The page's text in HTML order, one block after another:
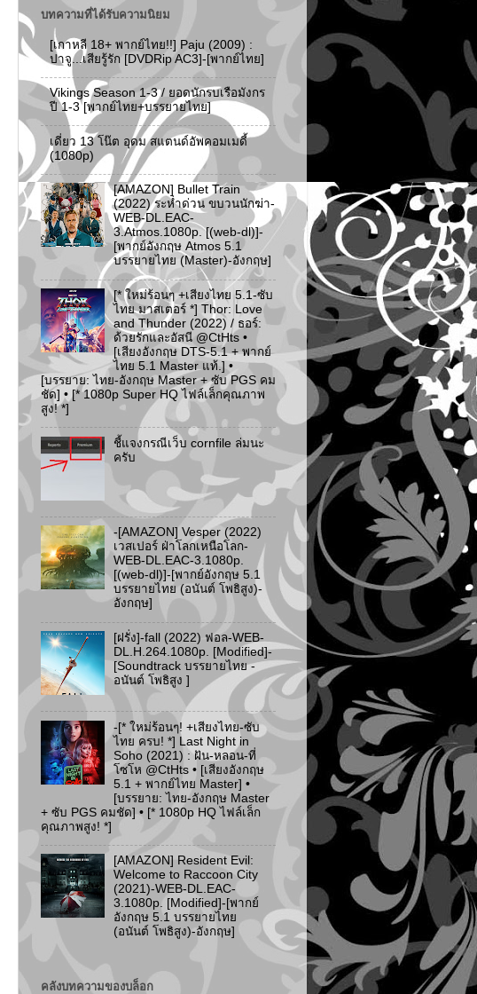
บทความที่ได้รับความนิยม
[เกาหลี 18+ พากย์ไทย!!] Paju (2009) :
ปาจู...เสียรู้รัก [DVDRip AC3]-[พากย์ไทย]
Vikings Season 1-3 / ยอดนักรบเรือมังกร
ปี 1-3 [พากย์ไทย+บรรยายไทย]
เดี่ยว 13 โน๊ต อุดม สแตนด์อัพคอมเมดี้
(1080p)
[AMAZON] Bullet Train
(2022) ระห่ำด่วน ขบวนนักฆ่า-
WEB-DL.EAC-
3.Atmos.1080p. [(web-dl)]-
[พากย์อังกฤษ Atmos 5.1
บรรยายไทย (Master)-อังกฤษ]
[* ใหม่ร้อนๆ +เสียงไทย 5.1-ซับ
ไทย มาสเตอร์ *] Thor: Love
and Thunder (2022) / ธอร์:
ด้วยรักและอัสนี @CtHts •
[เสียงอังกฤษ DTS-5.1 + พากย์
ไทย 5.1 Master แท้.] •
[บรรยาย: ไทย-อังกฤษ Master + ซับ PGS คม
ชัด] • [* 1080p Super HQ ไฟล์เล็กคุณภาพ
สูง! *]
ชี้แจงกรณีเว็บ cornfile ล่มนะ
ครับ
-[AMAZON] Vesper (2022)
เวสเปอร์ ฝ่าโลกเหนือโลก-
WEB-DL.EAC-3.1080p.
[(web-dl)]-[พากย์อังกฤษ 5.1
บรรยายไทย (อนันต์ โพธิสูง)-
อังกฤษ]
[ฝรั่ง]-fall (2022) ฟอล-WEB-
DL.H.264.1080p. [Modified]-
[Soundtrack บรรยายไทย -
อนันต์ โพธิสูง ]
-[* ใหม่ร้อนๆ! +เสียงไทย-ซับ
ไทย ครบ! *] Last Night in
Soho (2021) : ฝัน-หลอน-ที่
โซโห @CtHts • [เสียงอังกฤษ
5.1 + พากย์ไทย Master] •
[บรรยาย: ไทย-อังกฤษ Master
+ ซับ PGS คมชัด] • [* 1080p HQ ไฟล์เล็ก
คุณภาพสูง! *]
[AMAZON] Resident Evil:
Welcome to Raccoon City
(2021)-WEB-DL.EAC-
3.1080p. [Modified]-[พากย์
อังกฤษ 5.1 บรรยายไทย
(อนันต์ โพธิสูง)-อังกฤษ]
คลังบทความของบล็อก